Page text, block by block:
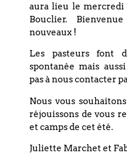
France
T. +33 (0)3 88 75 77 85
Email :
Restez
aura lieu le mercredi
Bouclier.
nouveaux !
Les pasteurs font
spontanée mais
pas à nous contacter
Nous vous
réjouissons de vous
et camps de cet été.
Juliette Marchet et